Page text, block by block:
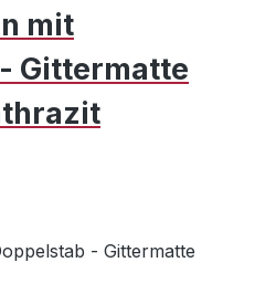
mit
Gittermatte